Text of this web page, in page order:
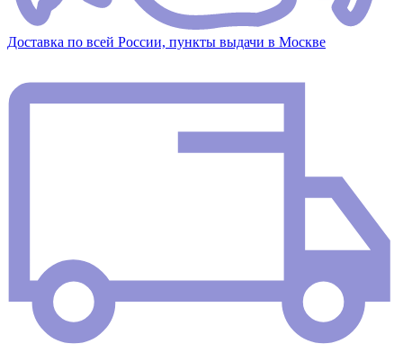
Доставка по всей России, пункты выдачи в Москве